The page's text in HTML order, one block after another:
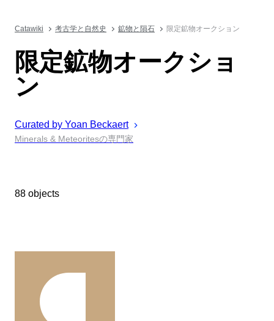
Catawiki 考古学と自然史 鉱物と隕石 限定鉱物オークション
限定鉱物オークショ
ン
Curated by Yoan Beckaert
Minerals & Meteoritesの専門家
88 objects